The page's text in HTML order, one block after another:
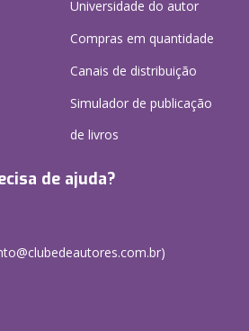
Universidade do autor
Compras em quantidade
Canais de distribuição
Simulador de publicação
de livros
de ajuda?